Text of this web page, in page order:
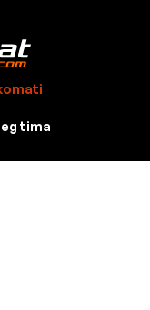
tima